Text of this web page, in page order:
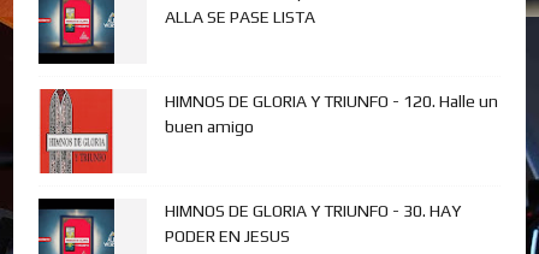
ALLA SE PASE LISTA
HIMNOS DE GLORIA Y TRIUNFO - 120. Halle un
buen amigo
HIMNOS DE GLORIA Y TRIUNFO - 30. HAY
PODER EN JESUS